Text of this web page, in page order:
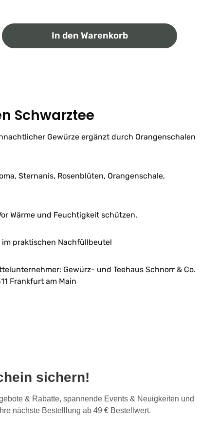
den gewünschten Wert ein oder
In den Warenkorb
Schwarztee
Gewürze ergänzt durch Orangenschalen
Sternanis, Rosenblüten, Orangenschale,
Wärme und Feuchtigkeit schützen.
praktischen Nachfüllbeutel
Gewürz- und Teehaus Schnorr & Co.
Frankfurt am Main
sichern!
& Rabatte, spannende Events & Neuigkeiten und
nächste Bestelllung ab 49 € Bestellwert.